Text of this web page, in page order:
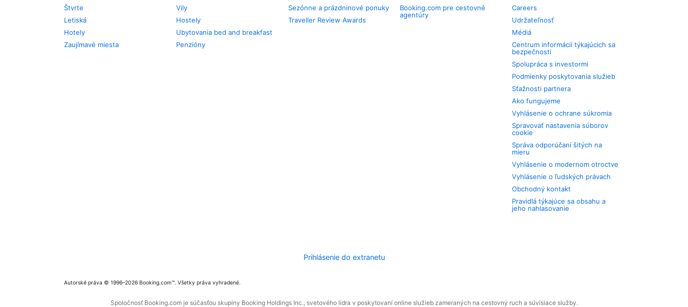
Štvrte
Letiská
Hotely
Zaujímavé miesta
Vily
Hostely
Ubytovania bed and breakfast
Penzióny
Sezónne a prázdninové ponuky
Traveller Review Awards
Booking.com pre cestovné
agentúry
Careers
Udržateľnosť
Médiá
Centrum informácií týkajúcich sa
bezpečnosti
Spolupráca s investormi
Podmienky poskytovania služieb
Sťažnosti partnera
Ako fungujeme
Vyhlásenie o ochrane súkromia
Spravovať nastavenia súborov
cookie
Správa odporúčaní šitých na
mieru
Vyhlásenie o modernom otroctve
Vyhlásenie o ľudských právach
Obchodný kontakt
Pravidlá týkajúce sa obsahu a
jeho nahlasovanie
Prihlásenie do extranetu
Autorské práva © 1996–2026 Booking.com™. Všetky práva vyhradené.
Spoločnosť Booking.com je súčasťou skupiny Booking Holdings Inc., svetového lídra v poskytovaní online služieb zameraných na cestovný ruch a súvisiace služby.